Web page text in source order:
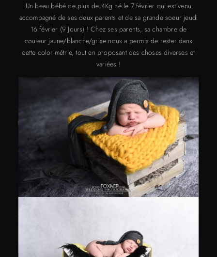
Un beau bébé de plus de 4Kg né le 7 février qui est venu
accompagné de ses deux parents et de sa grande soeur jeudi
16 février (9 Jours) ! Chez ses parents, sa chambre de
couleur jaune/blanche/grise nous a permis de rester dans
cette colorimétrie, tout en proposant des choses diverses et
variées !